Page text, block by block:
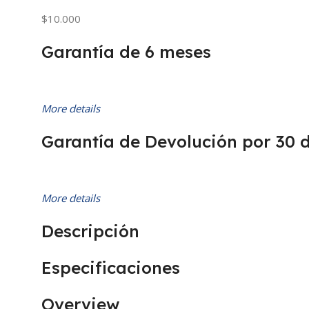
$10.000
Garantía de 6 meses
More details
Garantía de Devolución por 30
More details
Descripción
Especificaciones
Overview